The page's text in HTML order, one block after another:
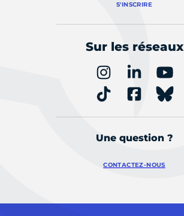
S'INSCRIRE
Sur les réseaux
Une question ?
CONTACTEZ-NOUS